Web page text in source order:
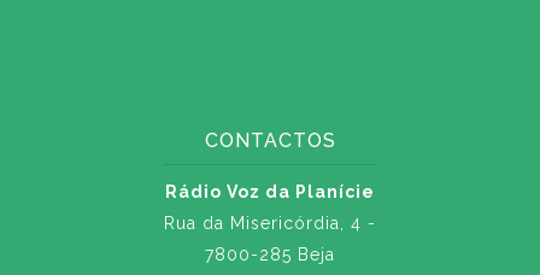
CONTACTOS
Rádio Voz da Planície
Rua da Misericórdia, 4 -
7800-285 Beja